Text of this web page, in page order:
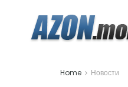
Home Новости